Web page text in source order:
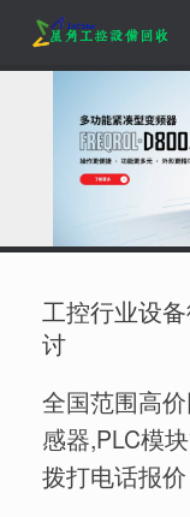
content
工控行业设
讨
全国范围高
感器,PLC模
拨打电话报价